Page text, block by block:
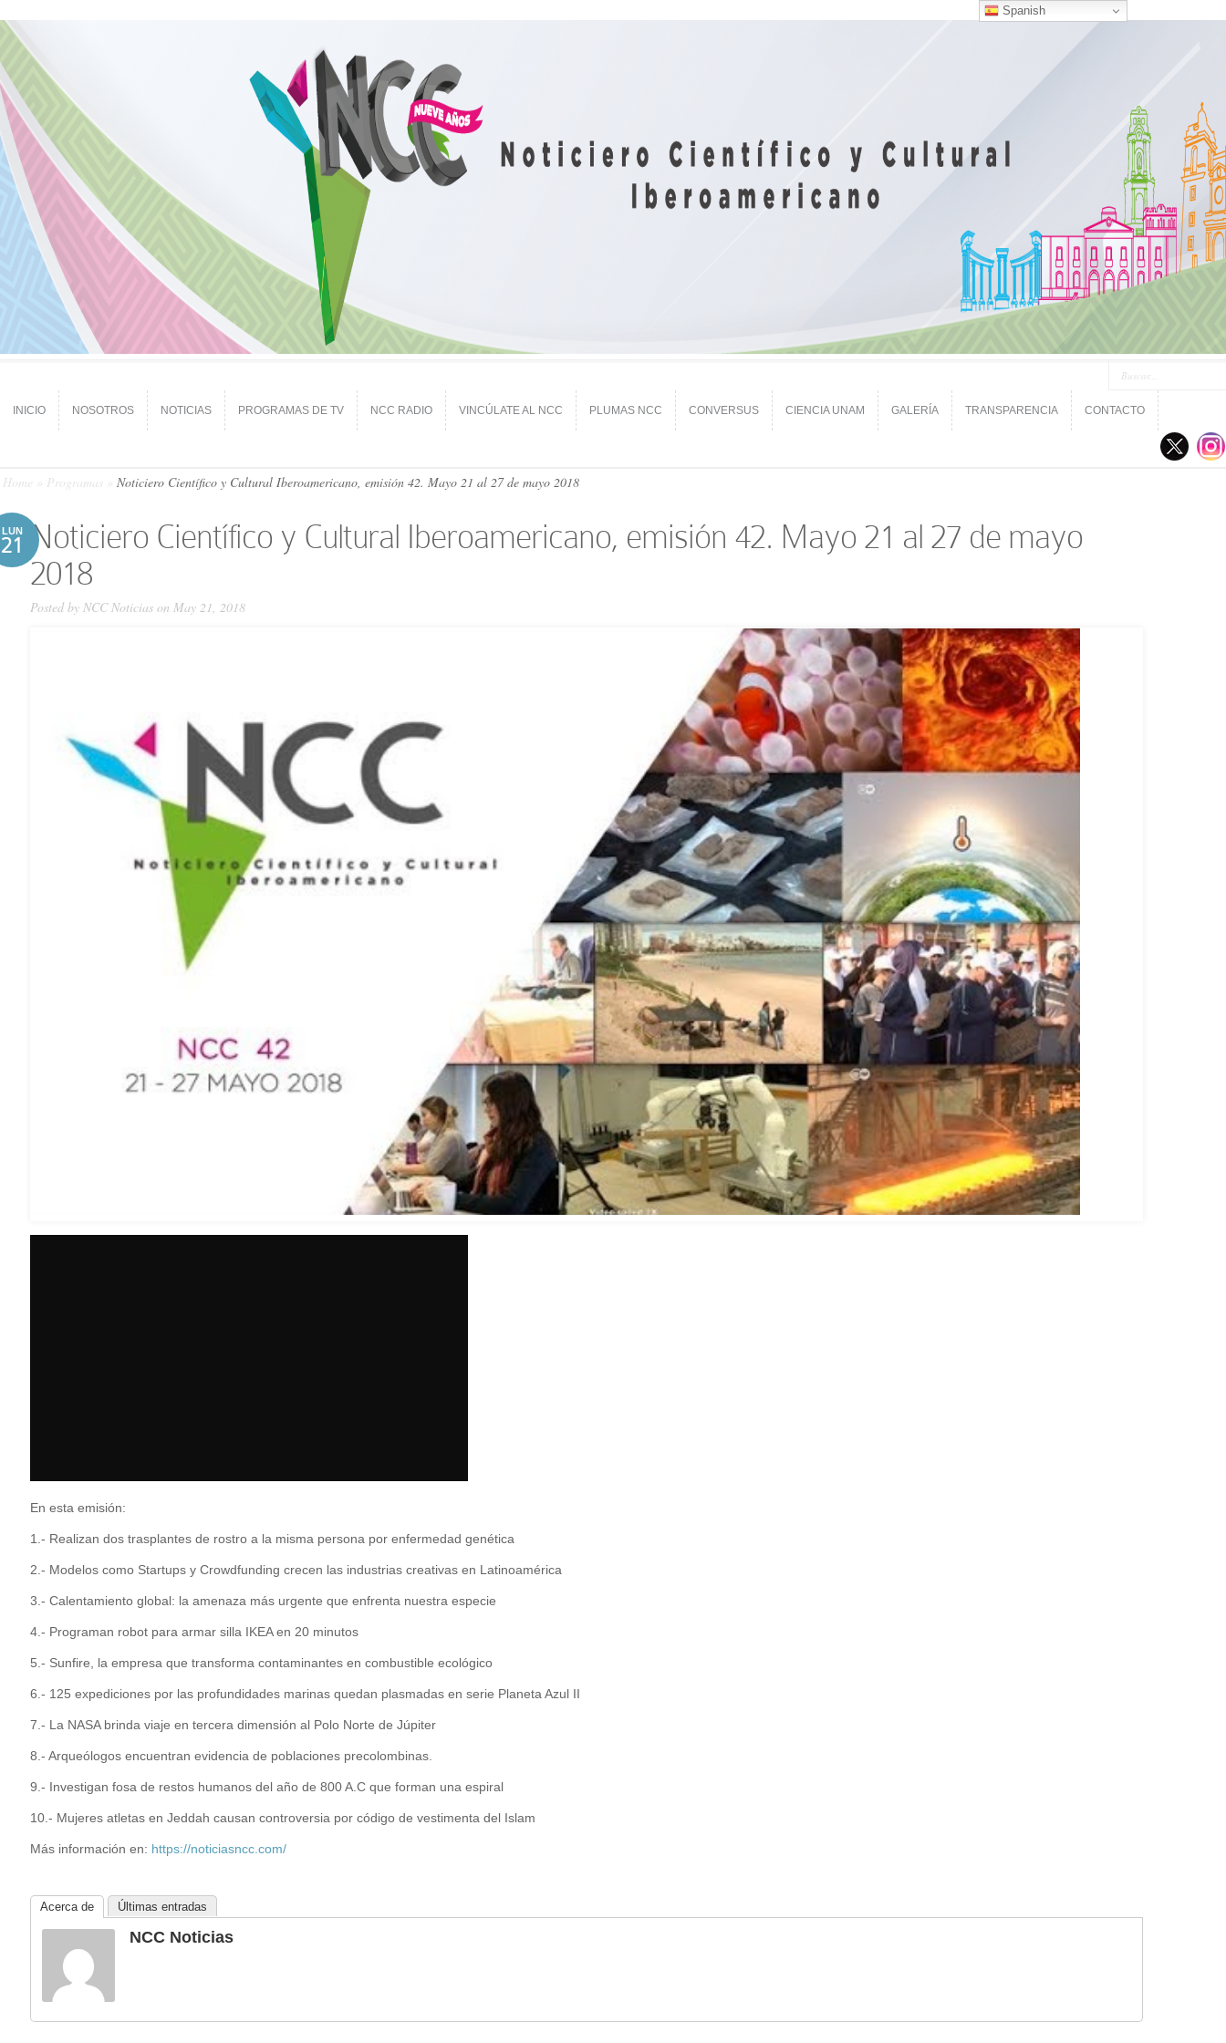
INICIO NOSOTROS NOTICIAS PROGRAMAS DE TV NCC RADIO VINCÚLATE AL NCC PLUMAS NCC CONVERSUS CIENCIA UNAM GALERÍA TRANSPARENCIA CONTACTO
Home Programas Noticiero Científico y Cultural Iberoamericano, emisión 42. Mayo 21 al 27 de mayo 2018
LUN
21 Noticiero Científico y Cultural Iberoamericano, emisión 42. Mayo 21 al 27 de mayo
2018
Posted by NCC Noticias on May 21, 2018
En esta emisión:
1.- Realizan dos trasplantes de rostro a la misma persona por enfermedad genética
2.- Modelos como Startups y Crowdfunding crecen las industrias creativas en Latinoamérica
3.- Calentamiento global: la amenaza más urgente que enfrenta nuestra especie
4.- Programan robot para armar silla IKEA en 20 minutos
5.- Sunfire, la empresa que transforma contaminantes en combustible ecológico
6.- 125 expediciones por las profundidades marinas quedan plasmadas en serie Planeta Azul II
7.- La NASA brinda viaje en tercera dimensión al Polo Norte de Júpiter
8.- Arqueólogos encuentran evidencia de poblaciones precolombinas.
9.- Investigan fosa de restos humanos del año de 800 A.C que forman una espiral
10.- Mujeres atletas en Jeddah causan controversia por código de vestimenta del Islam
Más información en: https://noticiasncc.com/
Acerca de Últimas entradas
NCC Noticias
Spanish